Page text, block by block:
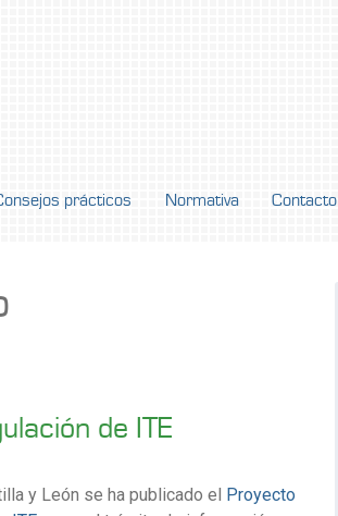
prácticos Normativa Contacto
de ITE
y León se ha publicado el Proyecto